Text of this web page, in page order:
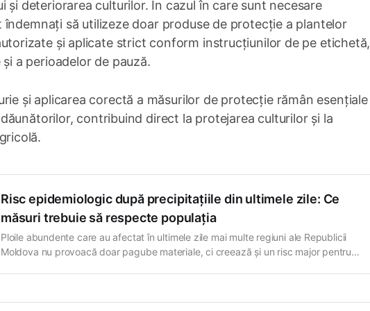
și deteriorarea culturilor. În cazul în care sunt necesare
să utilizeze doar produse de protecție a plantelor
și aplicate strict conform instrucțiunilor de pe etichetă,
a perioadelor de pauză.
și aplicarea corectă a măsurilor de protecție rămân esențiale
contribuind direct la protejarea culturilor și la
Risc epidemiologic după precipitațiile din ultimele zile: Ce
măsuri trebuie să respecte populația
Ploile abundente care au afectat în ultimele zile mai multe regiuni ale Republicii
Moldova nu provoacă doar pagube materiale, ci creează și un risc major pentru